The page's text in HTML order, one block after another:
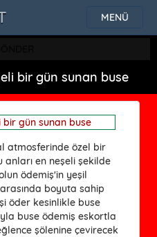
MENÜ
bir gün sunan buse
atmosferinde özel bir
en neşeli şekilde
ödemiş'in yeşil
boyuta sahip
öder kesinlikle buse
buse ödemiş eskortla
şölenine çevirecek